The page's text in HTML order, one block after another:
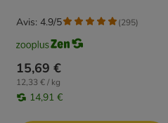
15,69 €
12,33 € / kg
14,91 €
Avis: 4.9/5 (295)